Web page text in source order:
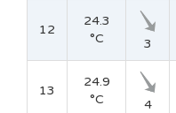
12
24.3
°C
3
13
24.9
°C
4